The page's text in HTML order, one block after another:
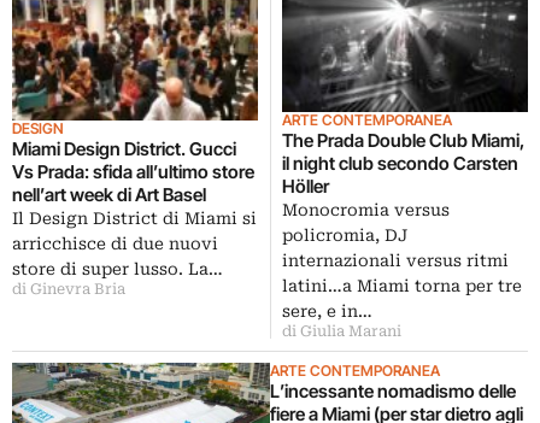
DESIGN
Miami Design District. Gucci
Vs Prada: sfida all’ultimo store
nell’art week di Art Basel
Il Design District di Miami si
arricchisce di due nuovi
store di super lusso. La…
di Ginevra Bria
ARTE CONTEMPORANEA
The Prada Double Club Miami,
il night club secondo Carsten
Höller
Monocromia versus
policromia, DJ
internazionali versus ritmi
latini…a Miami torna per tre
sere, e in…
di Giulia Marani
ARTE CONTEMPORANEA
L’incessante nomadismo delle
fiere a Miami (per star dietro agli